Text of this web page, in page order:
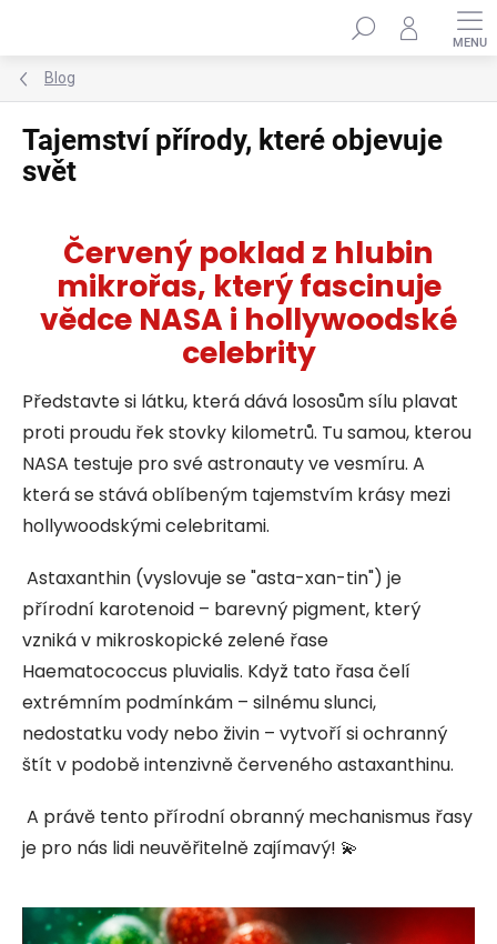
Hledat
Blog
Tajemství přírody, které objevuje
svět
Červený poklad z hlubin
mikrořas, který fascinuje
vědce NASA i hollywoodské
celebrity
Představte si látku, která dává lososům sílu plavat
proti proudu řek stovky kilometrů. Tu samou, kterou
NASA testuje pro své astronauty ve vesmíru. A
která se stává oblíbeným tajemstvím krásy mezi
hollywoodskými celebritami.
Astaxanthin (vyslovuje se "asta-xan-tin") je
přírodní karotenoid – barevný pigment, který
vzniká v mikroskopické zelené řase
Haematococcus pluvialis. Když tato řasa čelí
extrémním podmínkám – silnému slunci,
nedostatku vody nebo živin – vytvoří si ochranný
štít v podobě intenzivně červeného astaxanthinu.
A právě tento přírodní obranný mechanismus řasy
je pro nás lidi neuvěřitelně zajímavý! 💫